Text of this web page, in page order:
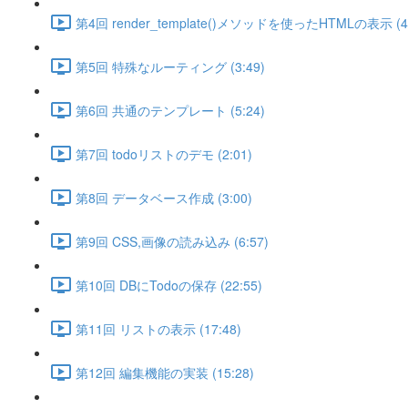
第4回 render_template()メソッドを使ったHTMLの表示
第5回 特殊なルーティング (3:49)
第6回 共通のテンプレート (5:24)
第7回 todoリストのデモ (2:01)
第8回 データベース作成 (3:00)
第9回 CSS,画像の読み込み (6:57)
第10回 DBにTodoの保存 (22:55)
第11回 リストの表示 (17:48)
第12回 編集機能の実装 (15:28)